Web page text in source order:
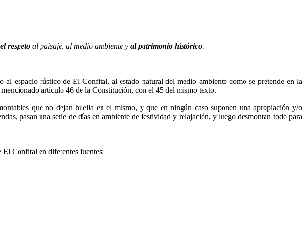
respeto al paisaje, al medio ambiente y al patrimonio histórico.
al espacio rústico de El Confital, al estado natural del medio ambiente como se pretende en la
artículo 46 de la Constitución, con el 45 del mismo texto.
que no dejan huella en el mismo, y que en ningún caso suponen una apropiación y/o
pasan una serie de días en ambiente de festividad y relajación, y luego desmontan todo para
El Confital en diferentes fuentes: